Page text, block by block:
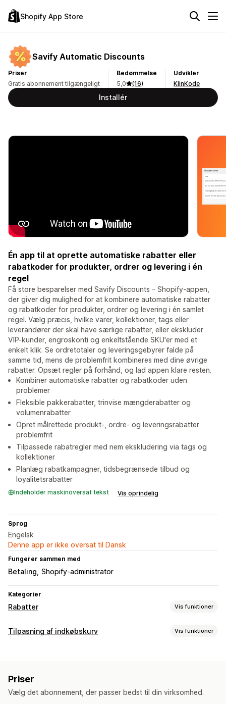
Shopify App Store
Savify Automatic Discounts
Priser
Gratis abonnement tilgængeligt
Bedømmelse
5,0
(16)
Udvikler
KlinKode
Installér
Én app til at oprette automatiske rabatter eller
rabatkoder for produkter, ordrer og levering i én
regel
Få store besparelser med Savify Discounts – Shopify-appen,
der giver dig mulighed for at kombinere automatiske rabatter
og rabatkoder for produkter, ordrer og levering i én samlet
regel. Vælg præcis, hvilke varer, kollektioner, tags eller
leverandører der skal have særlige rabatter, eller ekskluder
VIP-kunder, engroskonti og enkeltstående SKU'er med et
enkelt klik. Se ordretotaler og leveringsgebyrer falde på
samme tid, mens de problemfrit kombineres med dine øvrige
rabatter. Opsæt regler på forhånd, og lad appen klare resten.
Kombiner automatiske rabatter og rabatkoder uden
problemer
Fleksible pakkerabatter, trinvise mængderabatter og
volumenrabatter
Opret målrettede produkt-, ordre- og leveringsrabatter
problemfrit
Tilpassede rabatregler med nem ekskludering via tags og
kollektioner
Planlæg rabatkampagner, tidsbegrænsede tilbud og
loyalitetsrabatter
Indeholder maskinoversat tekst Vis oprindelig
Sprog
Engelsk
Denne app er ikke oversat til Dansk
Fungerer sammen med
Betaling Shopify-administrator
Kategorier
Rabatter Vis funktioner
Rabattyper
Engrospriser
Rabatter i indkøbskurv Rabatter ved betaling
Tilpasning af indkøbskurv Vis funktioner
Priser
Vælg det abonnement, der passer bedst til din virksomhed.